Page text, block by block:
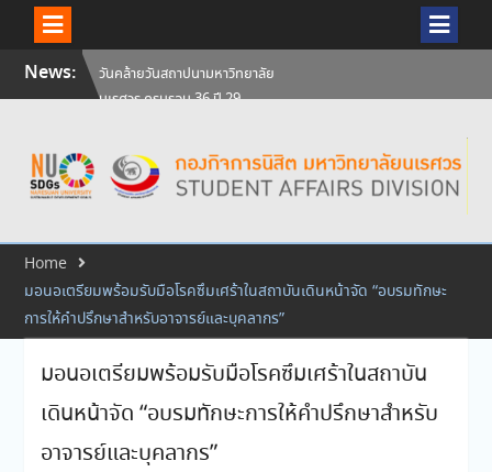
SkipNews:
วันคล้ายวันสถาปนามหาวิทยาลัย
นเรศวร ครบรอบ 36 ปี 29
สัมภาษณ์นิสิตเพื่อพิจารณาเข้ารับ
ทุนการศึกษามหาวิทยาลัยนเรศวร
ประจำปีการศึกษา 256
แก่นิสิตปัจจุบัน
Home
มอนอเตรียมพร้อมรับมือโรคซึมเศร้าในสถาบันเดินหน้าจัด “อบรมทักษะ
การให้คำปรึกษาสำหรับอาจารย์และบุคลากร”
มอนอเตรียมพร้อมรับมือโรคซึมเศร้าในสถาบัน
เดินหน้าจัด “อบรมทักษะการให้คำปรึกษาสำหรับ
อาจารย์และบุคลากร”